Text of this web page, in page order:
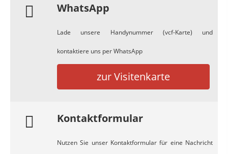
WhatsApp
Lade unsere Handynummer (vcf-Karte) und
kontaktiere uns per WhatsApp
zur Visitenkarte
Kontaktformular
Nutzen Sie unser Kontaktformular für eine Nachricht